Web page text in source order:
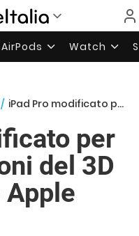
AirPods Watch
/ iPad Pro modificato per avere le funzioni del 3D Touch tramite Apple Pencil
per
del 3D